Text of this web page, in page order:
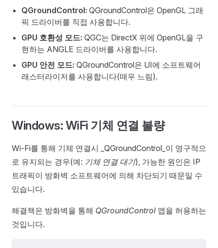
QGroundControl: QGroundControl은 OpenGL 그래
픽 드라이버를 직접 사용합니다.
GPU 호환성 모드: QGC는 DirectX 위에 OpenGL을 구
현하는 ANGLE 드라이버를 사용합니다.
GPU 안전 모드: QGroundControl은 UI에 소프트웨어
래스터라이저를 사용합니다(매우 느림).
Windows: WiFi 기체 연결 불량
Wi-Fi를 통해 기체 연결시 _QGroundControl_이 영구적으
로 유지되는 경우(예: 기체 연결 대기), 가능한 원인은 IP
트래픽이 방화벽 소프트웨어에 의해 차단되기 때문일 수
있습니다.
해결책은 방화벽을 통해 QGroundControl 앱을 허용하는
것입니다.